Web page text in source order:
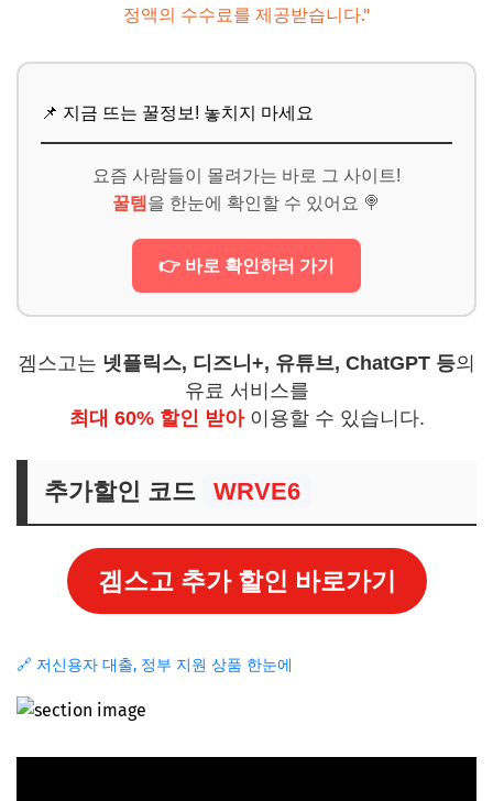
정액의 수수료를 제공받습니다."
📌 지금 뜨는 꿀정보! 놓치지 마세요
요즘 사람들이 몰려가는 바로 그 사이트!
꿀템 을 한눈에 확인할 수 있어요 🍭
👉 바로 확인하러 가기
겜스고는 넷플릭스, 디즈니+, 유튜브, ChatGPT 등의
유료 서비스를
최대 60% 할인 받아이용할 수 있습니다.
추가할인 코드 WRVE6
겜스고 추가 할인 바로가기
🔗 저신용자 대출, 정부 지원 상품 한눈에